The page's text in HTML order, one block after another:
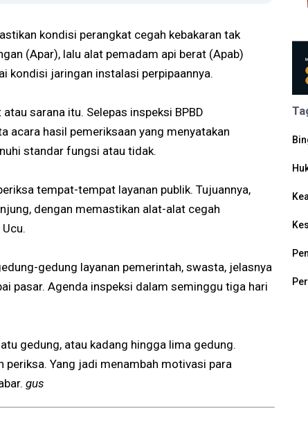
kondisi perangkat cegah kebakaran tak
(Apar), lalu alat pemadam api berat (Apab)
kondisi jaringan instalasi perpipaannya.
sarana itu. Selepas inspeksi BPBD
acara hasil pemeriksaan yang menyatakan
standar fungsi atau tidak.
tempat-tempat layanan publik. Tujuannya,
dengan memastikan alat-alat cegah
gedung layanan pemerintah, swasta, jelasnya
pasar. Agenda inspeksi dalam seminggu tiga hari
gedung, atau kadang hingga lima gedung.
periksa. Yang jadi menambah motivasi para
gus